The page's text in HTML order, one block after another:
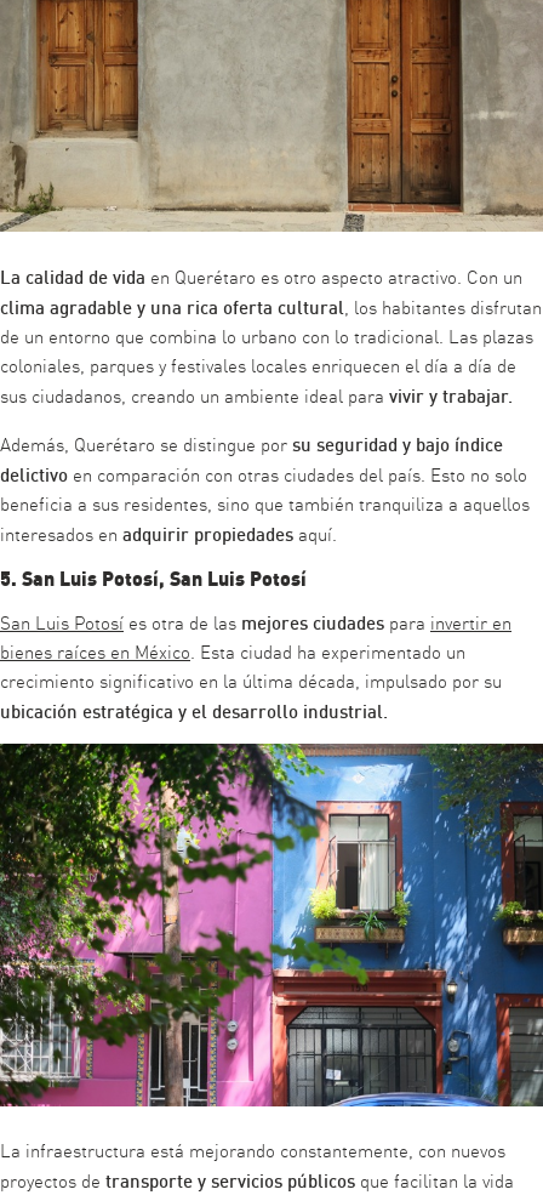
La calidad de vida en Querétaro es otro aspecto atractivo. Con un
clima agradable y una rica oferta cultural, los habitantes disfrutan
de un entorno que combina lo urbano con lo tradicional. Las plazas
coloniales, parques y festivales locales enriquecen el día a día de
sus ciudadanos, creando un ambiente ideal para vivir y trabajar.
Además, Querétaro se distingue porsu seguridad y bajo índice
delictivo en comparación con otras ciudades del país. Esto no solo
beneficia a sus residentes, sino que también tranquiliza a aquellos
interesados en adquirir propiedades aquí.
5. San Luis Potosí, San Luis Potosí
San Luis Potosí es otra de las mejores ciudades para invertir en
bienes raíces en México. Esta ciudad ha experimentado un
crecimiento significativo en la última década, impulsado por su
ubicación estratégica y el desarrollo industrial.
La infraestructura está mejorando constantemente, con nuevos
proyectos de transporte y servicios públicos que facilitan la vida